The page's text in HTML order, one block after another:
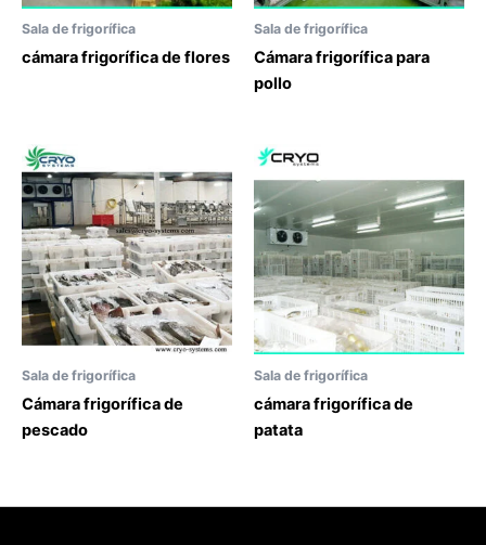
Sala de frigorífica
cámara frigorífica de flores
Sala de frigorífica
Cámara frigorífica para
pollo
Sala de frigorífica
Cámara frigorífica de
pescado
Sala de frigorífica
cámara frigorífica de
patata